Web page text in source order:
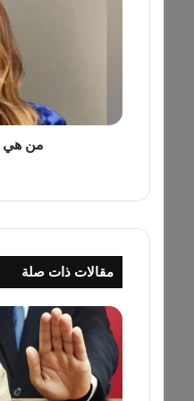
ل
ة
ي
خ
و
ي
؟
من هي
مقالات ذات صلة